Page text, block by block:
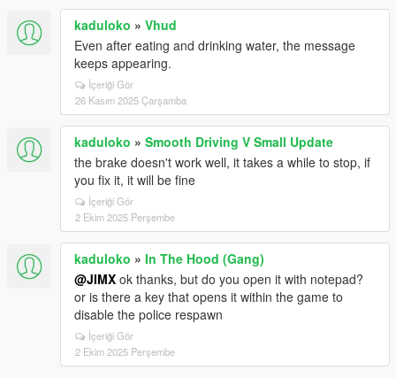
kaduloko » Vhud
Even after eating and drinking water, the message
keeps appearing.
İçeriği Gör
26 Kasım 2025 Çarşamba
kaduloko » Smooth Driving V Small Update
the brake doesn't work well, it takes a while to stop, if
you fix it, it will be fine
İçeriği Gör
2 Ekim 2025 Perşembe
kaduloko » In The Hood (Gang)
@JIMX ok thanks, but do you open it with notepad?
or is there a key that opens it within the game to
disable the police respawn
İçeriği Gör
2 Ekim 2025 Perşembe